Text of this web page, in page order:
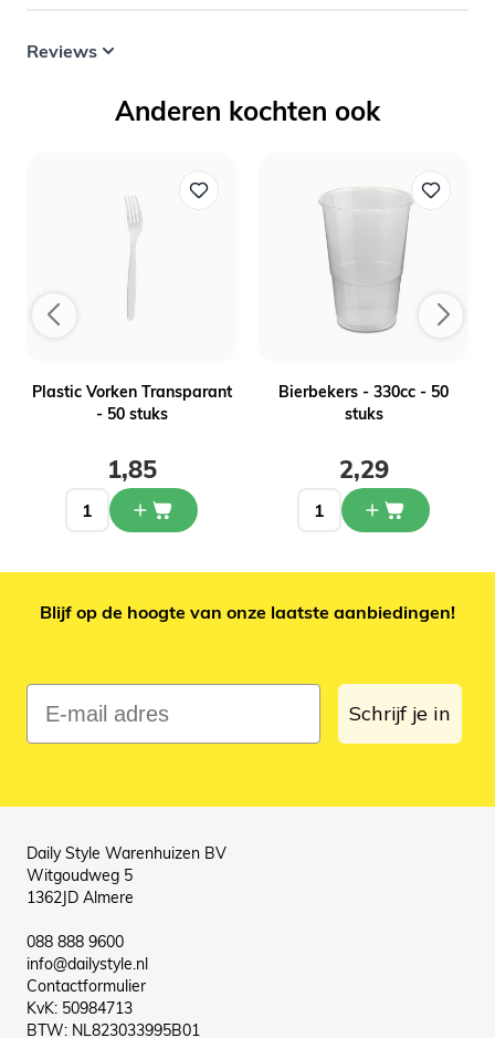
Reviews
Anderen kochten ook
Plastic Vorken Transparant
- 50 stuks
1,85
Bierbekers - 330cc - 50
stuks
2,29
Blijf op de hoogte van onze laatste aanbiedingen!
E-mail adres
Schrijf je in
Daily Style Warenhuizen BV
Witgoudweg 5
1362JD Almere
088 888 9600
info@dailystyle.nl
Contactformulier
KvK: 50984713
BTW: NL823033995B01